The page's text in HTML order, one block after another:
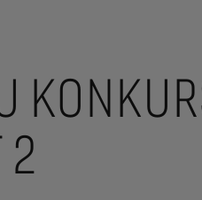
2